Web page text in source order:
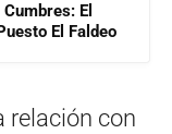
El
El Faldeo
relación con